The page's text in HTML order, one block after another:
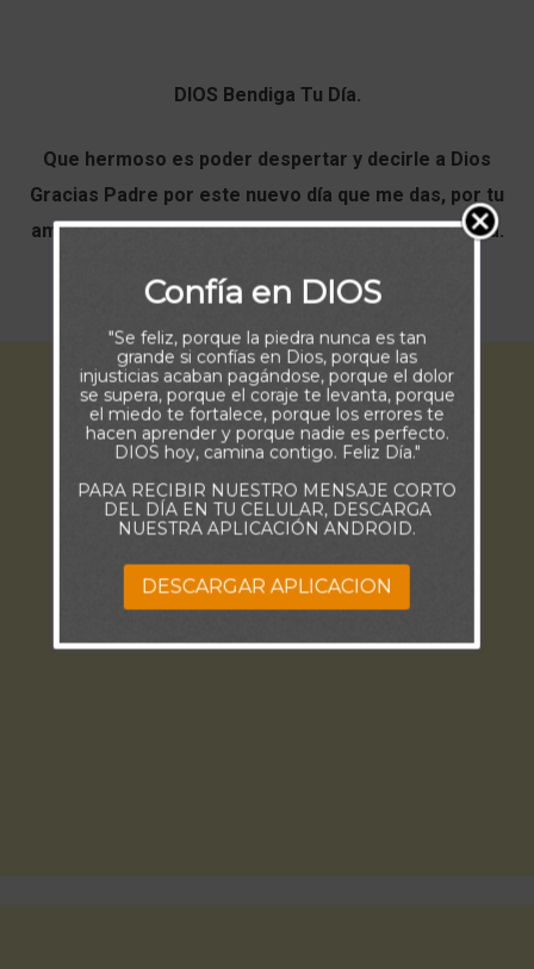
DIOS Bendiga Tu Día.
Que hermoso es poder despertar y decirle a Dios
Gracias Padre por este nuevo día que me das, por tu
amor y por el regalo más hermoso, el don de la Vida.
Buenos Días.
Confía en DIOS
"Se feliz, porque la piedra nunca es tan
grande si confías en Dios, porque las
injusticias acaban pagándose, porque el dolor
se supera, porque el coraje te levanta, porque
el miedo te fortalece, porque los errores te
hacen aprender y porque nadie es perfecto.
DIOS hoy, camina contigo. Feliz Día."
PARA RECIBIR NUESTRO MENSAJE CORTO
DEL DÍA EN TU CELULAR, DESCARGA
NUESTRA APLICACIÓN ANDROID.
DESCARGAR APLICACION